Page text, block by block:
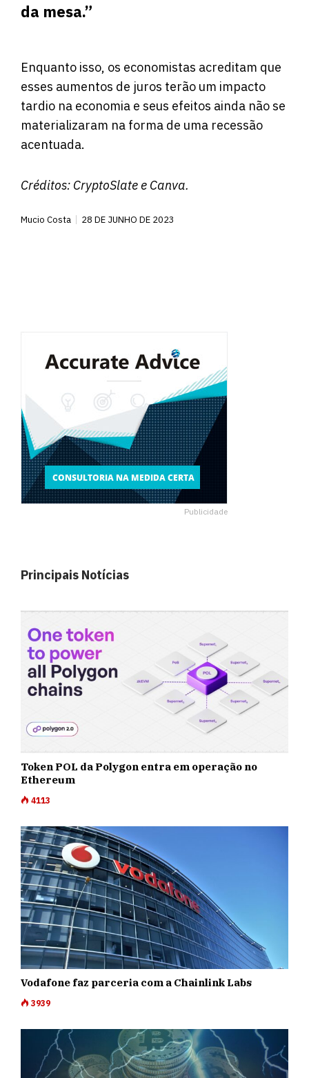
da mesa.”
Enquanto isso, os economistas acreditam que
esses aumentos de juros terão um impacto
tardio na economia e seus efeitos ainda não se
materializaram na forma de uma recessão
acentuada.
Créditos: CryptoSlatee Canva.
Mucio Costa 28 DE JUNHO DE 2023
Publicidade
Principais Notícias
Token POL da Polygon entra em operação no
Ethereum
4113
Vodafone faz parceria com a Chainlink Labs
3939